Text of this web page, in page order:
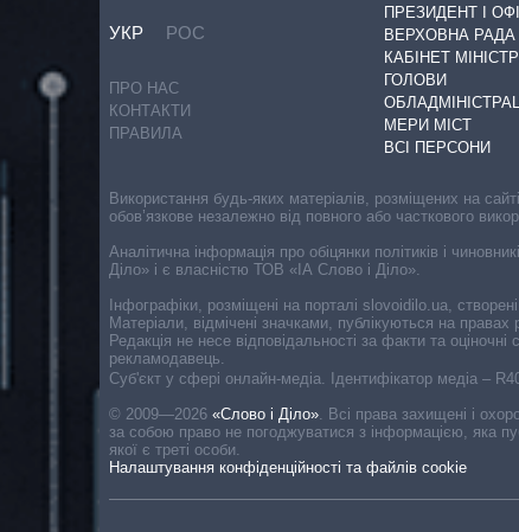
УКР РОС
ПРО НАС
КОНТАКТИ
ПРАВИЛА
ПРЕЗИДЕНТ І
ВЕРХОВНА РАДА
КАБІНЕТ
ГОЛОВИ
МЕРИ МІСТ
ВСІ ПЕРСОНИ
Cуб'єкт у сфері онлайн-медіа. Ідентифікатор медіа –
© 2009—2026 «Слово і Діло». Всі права захищені і
за собою право не погоджуватися з інформацією, яка
якої є треті особи.
Налаштування конфіденційності та файлів cookie
Використання будь-яких матеріалів, розміщених на
обов’язкове незалежно від повного або часткового
Аналітична інформація про обіцянки політиків і
Діло» і є власністю ТОВ «ІА Слово і Діло».
Інфографіки, розміщені на порталі slovoidilo.ua,
Матеріали, відмічені значками, публікуються на
Редакція не несе відповідальності за факти та
рекламодавець.